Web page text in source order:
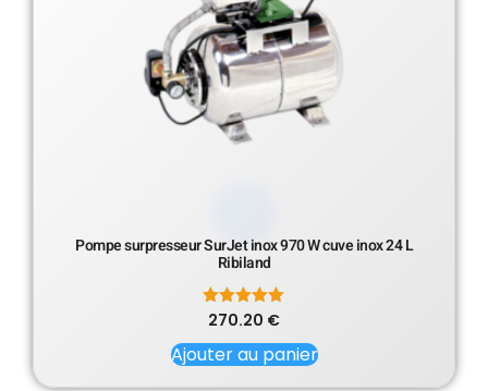
Pompe surpresseur SurJet inox 970 W cuve inox 24 L
Ribiland
Note
sur 5
270.20 €
Ajouter au panier